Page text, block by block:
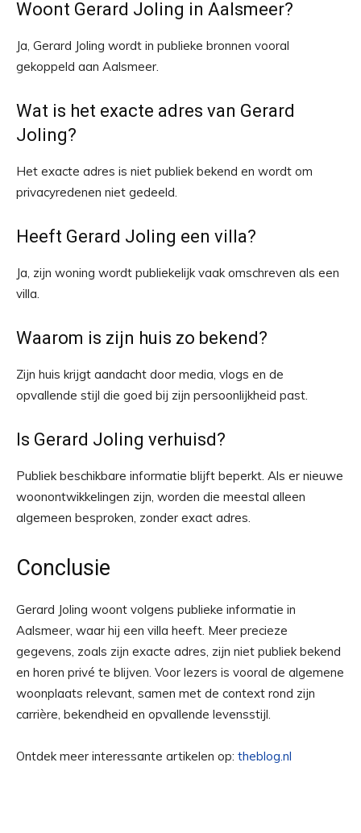
Woont Gerard Joling in Aalsmeer?
Ja, Gerard Joling wordt in publieke bronnen vooral
gekoppeld aan Aalsmeer.
Wat is het exacte adres van Gerard
Joling?
Het exacte adres is niet publiek bekend en wordt om
privacyredenen niet gedeeld.
Heeft Gerard Joling een villa?
Ja, zijn woning wordt publiekelijk vaak omschreven als een
villa.
Waarom is zijn huis zo bekend?
Zijn huis krijgt aandacht door media, vlogs en de
opvallende stijl die goed bij zijn persoonlijkheid past.
Is Gerard Joling verhuisd?
Publiek beschikbare informatie blijft beperkt. Als er nieuwe
woonontwikkelingen zijn, worden die meestal alleen
algemeen besproken, zonder exact adres.
Conclusie
Gerard Joling woont volgens publieke informatie in
Aalsmeer, waar hij een villa heeft. Meer precieze
gegevens, zoals zijn exacte adres, zijn niet publiek bekend
en horen privé te blijven. Voor lezers is vooral de algemene
woonplaats relevant, samen met de context rond zijn
carrière, bekendheid en opvallende levensstijl.
Ontdek meer interessante artikelen op: theblog.nl